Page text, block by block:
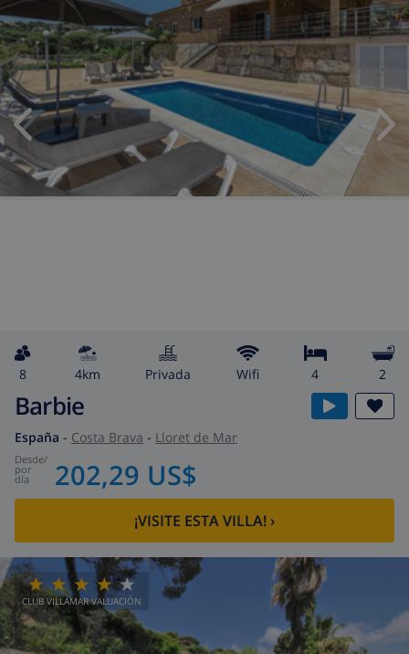
8 4km privada wifi 4 2
Barbie
España - Costa Brava - Lloret de Mar
desde/
por
día 202,29 US$
¡VISITE ESTA VILLA! ›
CLUB VILLAMAR VALUACIÓN